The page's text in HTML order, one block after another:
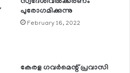
സ്വദേശിവല്‍ക്കരണം
പുരോഗമിക്കുന്നു
February 16, 2022
കേരള ഗവര്‍മെന്റ് പ്രവാസി